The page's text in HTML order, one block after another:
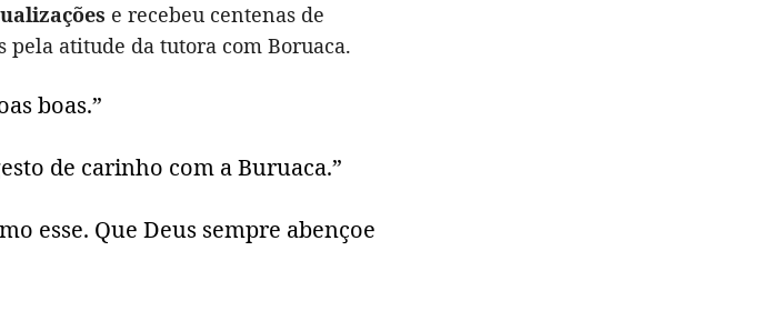
e recebeu centenas de
atitude da tutora com Boruaca.
boas.”
de carinho com a Buruaca.”
esse. Que Deus sempre abençoe